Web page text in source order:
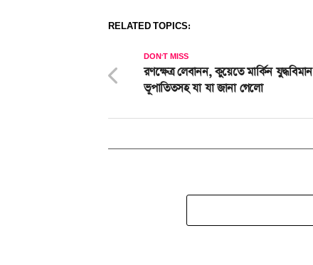
RELATED TOPICS:
DON'T MISS
রণক্ষেত্র লেবানন, কুয়েতে মার্কিন যুদ্ধবিমান
ভূপাতিতসহ যা যা জানা গেলো